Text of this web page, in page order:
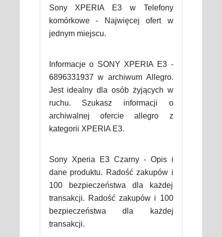
Sony XPERIA E3 w Telefony
komórkowe - Najwięcej ofert w
jednym miejscu.
Informacje o SONY XPERIA E3 -
6896331937 w archiwum Allegro.
Jest idealny dla osób żyjących w
ruchu. Szukasz informacji o
archiwalnej ofercie allegro z
kategorii XPERIA E3.
Sony Xperia E3 Czarny - Opis i
dane produktu. Radość zakupów i
100 bezpieczeństwa dla każdej
transakcji. Radość zakupów i 100
bezpieczeństwa dla każdej
transakcji.